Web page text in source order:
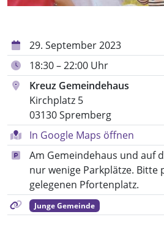
29. September 2023
18:30 – 22:00 Uhr
Kreuz Gemeindehaus
Kirchplatz 5
03130 Spremberg
In Google Maps öffnen
Am Gemeindehaus und auf
nur wenige Parkplätze. Bitte
gelegenen Pfortenplatz.
Junge Gemeinde